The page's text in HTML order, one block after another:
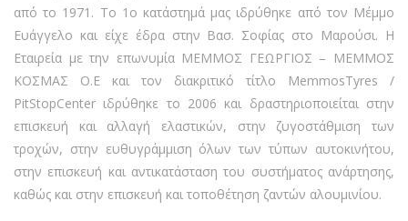
από το 1971. Το 1ο κατάστημά μας ιδρύθηκε από τον Μέμμο
Ευάγγελο και είχε έδρα στην Βασ. Σοφίας στο Μαρούσι. Η
Εταιρεία με την επωνυμία ΜΕΜΜΟΣ ΓΕΩΡΓΙΟΣ – ΜΕΜΜΟΣ
ΚΟΣΜΑΣ Ο.Ε και τον διακριτικό τίτλο MemmosTyres /
PitStopCenter ιδρύθηκε το 2006 και δραστηριοποιείται στην
επισκευή και αλλαγή ελαστικών, στην ζυγοστάθμιση των
τροχών, στην ευθυγράμμιση όλων των τύπων αυτοκινήτου,
στην επισκευή και αντικατάσταση του συστήματος ανάρτησης,
καθώς και στην επισκευή και τοποθέτηση ζαντών αλουμινίου.